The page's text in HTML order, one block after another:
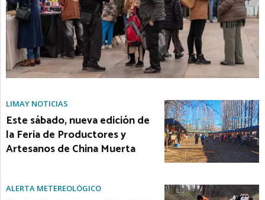
LIMAY NOTICIAS
Este sábado, nueva edición de
la Feria de Productores y
Artesanos de China Muerta
ALERTA METEREOLÓGICO